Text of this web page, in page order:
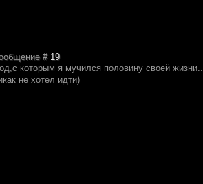
# 19
которым я мучился половину своей жизни..
не хотел идти)